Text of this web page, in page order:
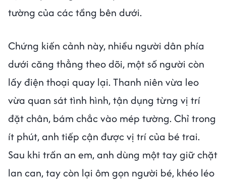
tường của các tầng bên dưới.
Chứng kiến cảnh này, nhiều người dân phía
dưới căng thẳng theo dõi, một số người còn
lấy điện thoại quay lại. Thanh niên vừa leo
vừa quan sát tình hình, tận dụng từng vị trí
đặt chân, bám chắc vào mép tường. Chỉ trong
ít phút, anh tiếp cận được vị trí của bé trai.
Sau khi trấn an em, anh dùng một tay giữ chặt
lan can, tay còn lại ôm gọn người bé, khéo léo